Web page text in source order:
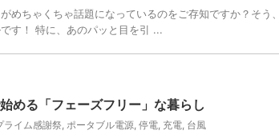
めちゃくちゃ話題になっているのをご存知ですか？そう
す！ 特に、あのパッと目を引 ...
める「フェーズフリー」な暮らし
ライム感謝祭, ポータブル電源, 停電, 充電, 台風